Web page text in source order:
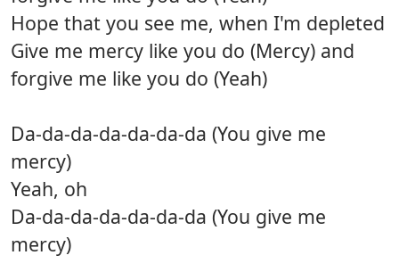
Hope that you see me, when I'm depleted
Give me mercy like you do (Mercy) and
forgive me like you do (Yeah)
Da-da-da-da-da-da-da (You give me
mercy)
Yeah, oh
Da-da-da-da-da-da-da (You give me
mercy)